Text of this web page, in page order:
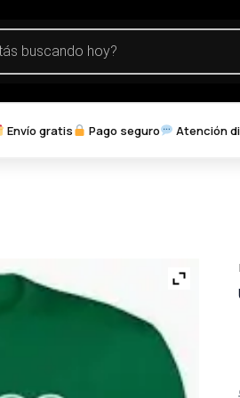
Envío gratis Pago seguro Atención